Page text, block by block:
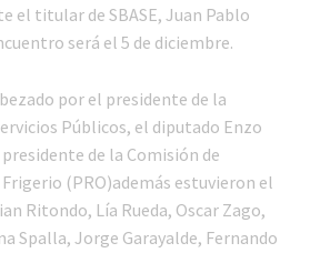
el titular de SBASE, Juan Pablo
será el 5 de diciembre.
por el presidente de la
Públicos, el diputado Enzo
de la Comisión de
(PRO)además estuvieron el
Ritondo, Lía Rueda, Oscar Zago,
Spalla, Jorge Garayalde, Fernando